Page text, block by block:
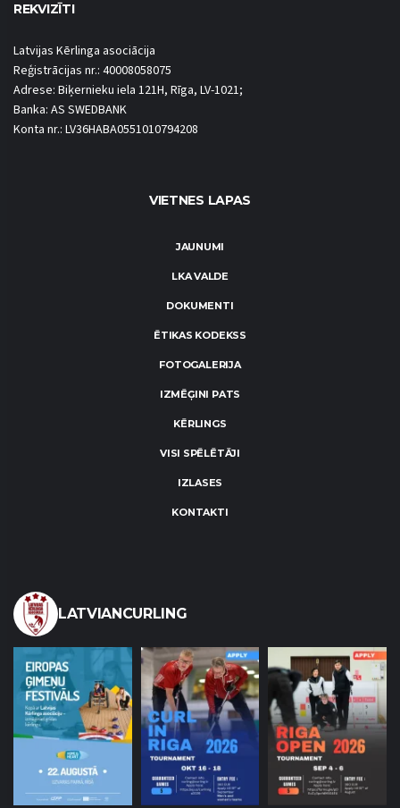
REKVIZĪTI
Latvijas Kērlinga asociācija
Reģistrācijas nr.: 40008058075
Adrese: Biķernieku iela 121H, Rīga, LV-1021;
Banka: AS SWEDBANK
Konta nr.: LV36HABA0551010794208
VIETNES LAPAS
JAUNUMI
LKA VALDE
DOKUMENTI
ĒTIKAS KODEKSS
FOTOGALERIJA
IZMĒĢINI PATS
KĒRLINGS
VISI SPĒLĒTĀJI
IZLASES
KONTAKTI
LATVIANCURLING